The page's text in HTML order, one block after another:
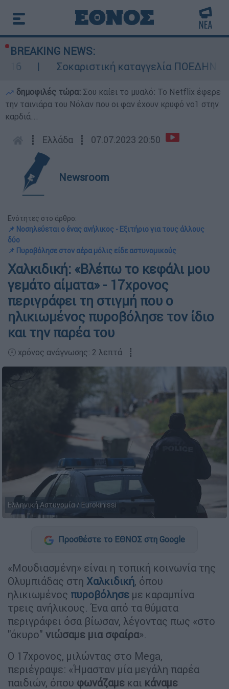
BREAKING NEWS:
Σοκαριστική καταγγελία ΠΟΕΔΗΝ για
δημοφιλές τώρα: Σου καίει το μυαλό: Το Netflix έφερε
την ταινιάρα του Νόλαν που οι φαν έχουν κρυφό νο1 στην
καρδιά...
┋ Ελλάδα ┋ 07.07.2023 20:50
Newsroom
Ενότητες στο άρθρο:
📌 Νοσηλεύεται ο ένας ανήλικος - Εξιτήριο για τους άλλους
δύο
📌 Πυροβόλησε στον αέρα μόλις είδε αστυνομικούς
Χαλκιδική: «Βλέπω το κεφάλι μου
γεμάτο αίματα» - 17χρονος
περιγράφει τη στιγμή που ο
ηλικιωμένος πυροβόλησε τον ίδιο
και την παρέα του
🕛 χρόνος ανάγνωσης: 2 λεπτά ┋
Ελληνική Αστυνομία / Eurokinissi
Προσθέστε το ΕΘΝΟΣ στη Google
«Μουδιασμένη» είναι η τοπική κοινωνία της
Ολυμπιάδας στη Χαλκιδική, όπου
ηλικιωμένος πυροβόλησε με καραμπίνα
τρεις ανήλικους. Ένα από τα θύματα
περιγράφει όσα βίωσαν, λέγοντας πως «στο
"άκυρο" νιώσαμε μια σφαίρα».
Ο 17χρονος, μιλώντας στο Mega,
περιέγραψε: «Ήμασταν μία μεγάλη παρέα
παιδιών, όπου φωνάζαμε και κάναμε